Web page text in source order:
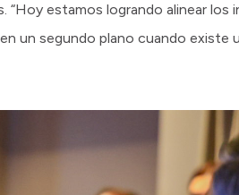
estamos logrando alinear los
un segundo plano cuando existe